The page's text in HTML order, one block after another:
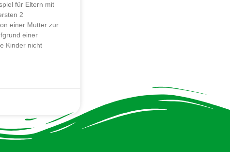
für Eltern mit
2
einer Mutter zur
einer
Kinder nicht